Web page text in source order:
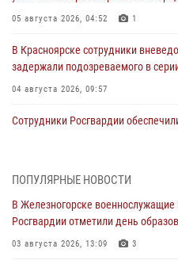
05 августа 2026, 04:52 1
В Красноярске сотрудники
задержали подозреваемого в
04 августа 2026, 09:57
Сотрудники Росгвардии
в серии краж из супермаркета
04 августа 2026, 06:50
ПОПУЛЯРНЫЕ НОВОСТИ
В Железногорске военнослужащие
Росгвардии отметили день
03 августа 2026, 13:09 3